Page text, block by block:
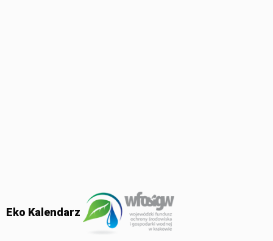
Eko Kalendarz